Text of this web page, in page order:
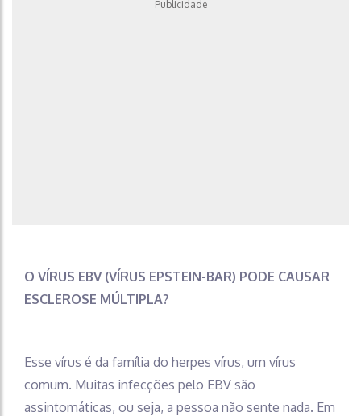
Publicidade
O VÍRUS EBV (VÍRUS EPSTEIN-BAR) PODE CAUSAR
ESCLEROSE MÚLTIPLA?
Esse vírus é da família do herpes vírus, um vírus
comum. Muitas infecções pelo EBV são
assintomáticas, ou seja, a pessoa não sente nada. Em